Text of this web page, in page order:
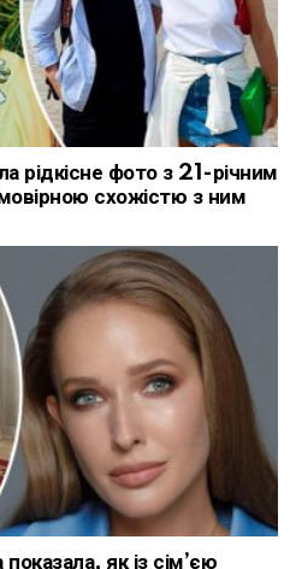
рідкісне фото з 21-річним
схожістю з ним
як із сім’єю